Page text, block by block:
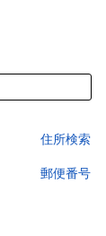
住所検索
郵便番号